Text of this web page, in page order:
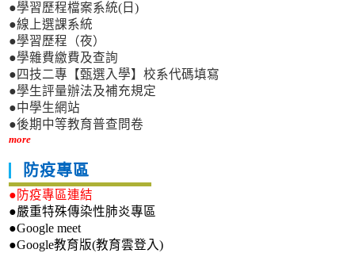
●學習歷程檔案系統(日)
●線上選課系統
●學習歷程（夜）
●學雜費繳費及查詢
●四技二專【甄選入學】校系代碼填寫
●學生評量辦法及補充規定
●中學生網站
●後期中等教育普查問卷
more
防疫專區
●防疫專區連結
●嚴重特殊傳染性肺炎專區
●Google meet
●Google教育版(教育雲登入)